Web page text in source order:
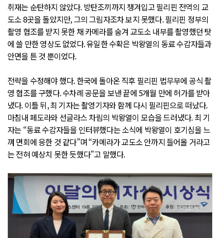
취재는 순탄하지 않았다. 방탄조끼까지 챙겨입고 필리핀 전역의 교
도소 8곳을 돌았지만, 그의 그림자조차 보지 못했다. 필리핀 정부의
촬영 협조를 받지 못한 채 카메라를 숨겨 교도소 내부를 촬영했던 탓
에 쓸 만한 영상도 없었다. 유일한 수확은 박왕열의 동료 수감자들과
안면을 튼 것 뿐이었다.
전략을 수정해야 했다. 한국에 돌아온 직후 필리핀 법무부에 공식 촬
영 협조를 구했다. 수차례 공문을 보낸 끝에 5개월 만에 허가를 받아
냈다. 이틀 뒤, 최 기자는 촬영기자와 함께 다시 필리핀으로 떠났다.
마침내 페도라와 선글라스 차림의 박왕열이 모습을 드러냈다. 최 기
자는 “동료 수감자들을 인터뷰했다는 소식에 박왕열이 호기심을 느
껴 면회에 응한 것 같다”며 “카메라가 교도소 안까지 들어올 거라고
는 전혀 예상치 못한 듯했다”고 말했다.